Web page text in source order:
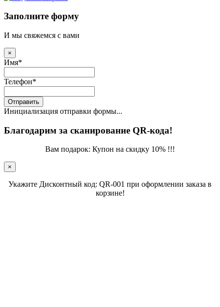
Заполните форму
И мы свяжемся с вами
×
Имя*
Телефон*
Отправить
Инициализация отправки формы...
Благодарим за сканирование QR-кода!
Вам подарок: Купон на скидку 10% !!!
×
Укажите Дисконтный код: QR-001 при оформлении заказа в
корзине!